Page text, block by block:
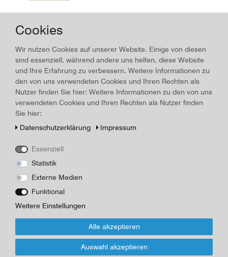
35,00 € *
*inkl. ges. MwSt.zzgl.Versandkosten
30,00 € *
*inkl. ges. MwSt.zzgl.Versandkosten
Cookies
Wir nutzen Cookies auf unserer Website. Einige von diesen
sind essenziell, während andere uns helfen, diese Website
und Ihre Erfahrung zu verbessern. Weitere Informationen zu
den von uns verwendeten Cookies und Ihren Rechten als
Nutzer finden Sie hier: Weitere Informationen zu den von uns
verwendeten Cookies und Ihren Rechten als Nutzer finden
Sie hier:
Daten­schutz­erklärung
Impressum
Essenziell
Statistik
Externe Medien
Funktional
Weitere Einstellungen
Alle akzeptieren
Auswahl akzeptieren